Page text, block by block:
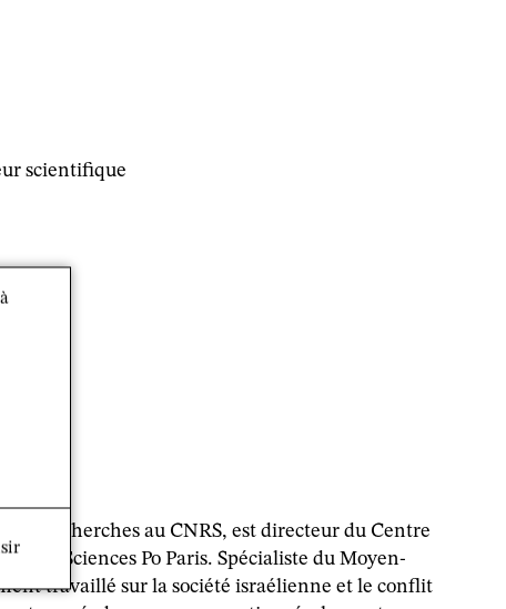
scientifique
de recherches au CNRS, est directeur du Centre
Sciences Po Paris. Spécialiste du Moyen-
travaillé sur la société israélienne et le conflit